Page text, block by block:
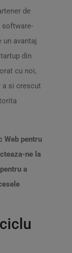
de
software-
avantaj
din
cu noi,
a si crescut
Web pentru
ne la
a